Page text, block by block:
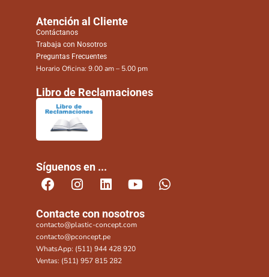
Atención al Cliente
Contáctanos
Trabaja con Nosotros
Preguntas Frecuentes
Horario Oficina: 9.00 am – 5.00 pm
Libro de Reclamaciones
Síguenos en ...
Contacte con nosotros
contacto@plastic-concept.com
contacto@pconcept.pe
WhatsApp: (511) 944 428 920
Ventas: (511) 957 815 282